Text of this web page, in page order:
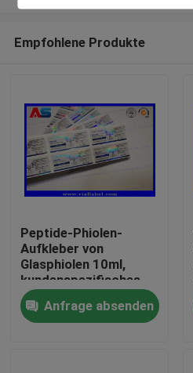
Haus
Produkte
Empfohlene Produkte
Peptide-Phiolen-
Aufkleber von
Glasphiolen 10ml,
kundenspezifisches
Peptide-Aufkleber-
DruckenAnfrage absenden